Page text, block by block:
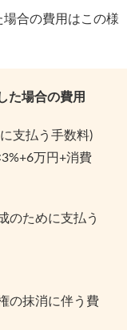
合の費用はこの様
た場合の費用
支払う手数料)
万円+消費
のために支払う
の抹消に伴う費